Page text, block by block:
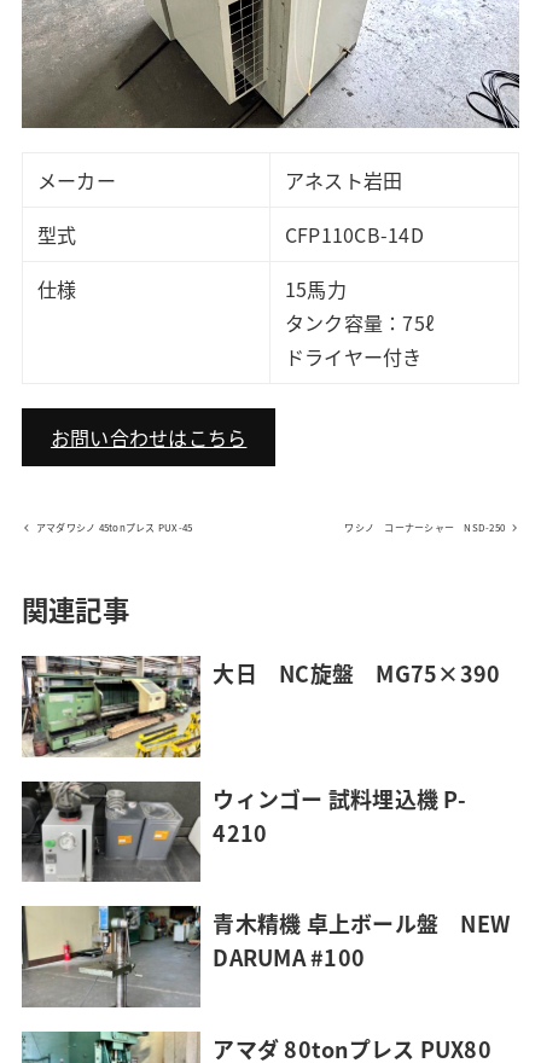
メーカー
アネスト岩田
型式
CFP110CB-14D
仕様
15馬力
タンク容量：75ℓ
ドライヤー付き
お問い合わせはこちら
アマダワシノ 45tonプレス PUX-45 ワシノ コーナーシャー NSD-250
関連記事
大日 NC旋盤 MG75×390
ウィンゴー 試料埋込機 P-
4210
青木精機 卓上ボール盤 NEW
DARUMA #100
アマダ 80tonプレス PUX80